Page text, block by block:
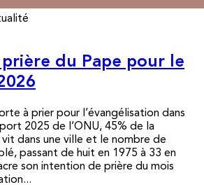
du Pape pour le
à prier pour l’évangélisation dans
2025 de l’ONU, 45% de la
dans une ville et le nombre de
passant de huit en 1975 à 33 en
son intention de prière du mois